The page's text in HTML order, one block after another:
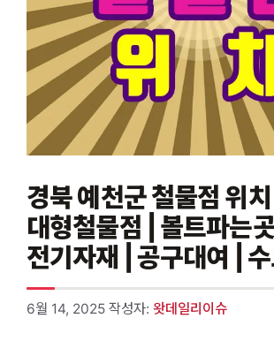
경북 예천군 철물점 위치
대형철물점 | 볼트파는곳
전기자재 | 공구대여 |
6월 14, 2025 작성자: 왓데일리이슈